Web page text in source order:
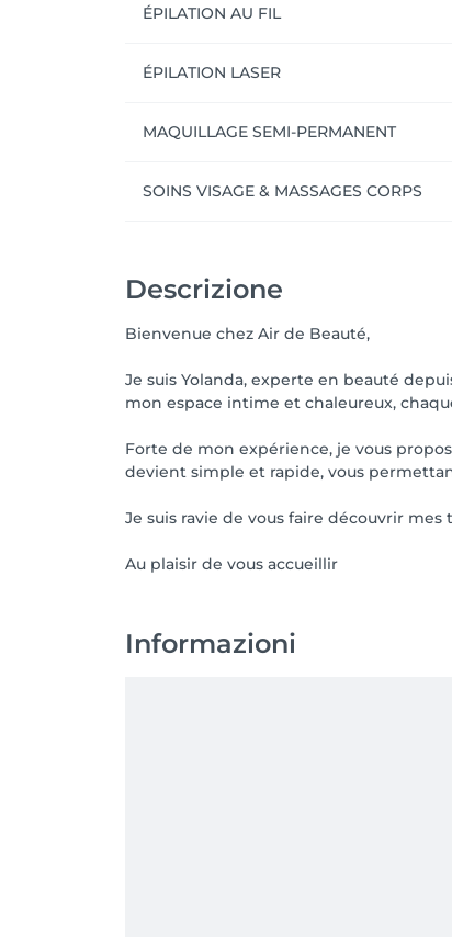
ÉPILATION AU FIL
ÉPILATION LASER
MAQUILLAGE SEMI-PERMANENT
SOINS VISAGE & MASSAGES CORPS
Descrizione
Bienvenue chez Air de Beauté,
Je suis Yolanda, experte en beauté
mon espace intime et chaleureux,
Forte de mon expérience, je vous
devient simple et rapide, vous
Je suis ravie de vous faire découvrir
Au plaisir de vous accueillir
Informazioni